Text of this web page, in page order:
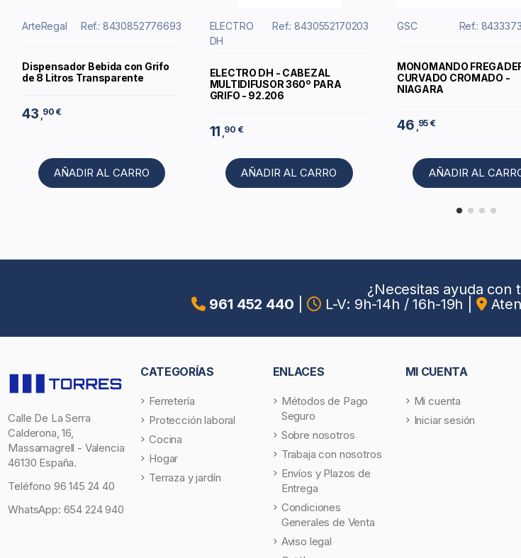
ArteRegal Ref.: 8430852776693
Dispensador Bebida con Grifo
de 8 Litros Transparente
43 ,90 €
AÑADIR AL CARRO
ELECTRO
DH
Ref.: 8430552170203
ELECTRO DH - CABEZAL
MULTIDIFUSOR 360º PARA
GRIFO - 92.206
11 ,90 €
AÑADIR AL CARRO
GSC Ref.:
MONOMANDO
CURVADO CROMADO -
NIAGARA
46 ,95 €
AÑADIR AL
¿Necesitas ayuda con
961 452 440
L-V: 9h-14h / 16h-19h
Calle De La Serra
Calderona, 16,
Massamagrell - Valencia
46130 España.
Teléfono 96 145 24 40
WhatsApp: 654 224 940
CATEGORÍAS
Ferretería
Protección laboral
Cocina
Hogar
Terraza y jardín
ENLACES
Métodos de Pago
Seguro
Sobre nosotros
Trabaja con nosotros
Envíos y Plazos de
Entrega
Condiciones
Generales de Venta
Aviso legal
MI CUENTA
Mi cuenta
Iniciar sesión